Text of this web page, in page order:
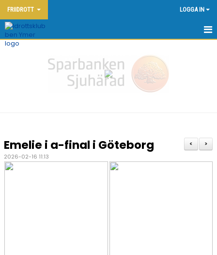
FRIIDROTT LOGGA IN
HEM - FRIIDROTT
DOKUMENT
>
<
Emelie i a-final i Göteborg
2026-02-16 11:13